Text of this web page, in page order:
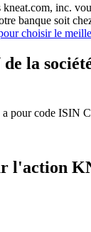
kneat.com, inc.
banque soit
choisir le
la
pour code ISIN
l'action